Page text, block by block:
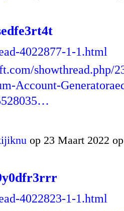
4022877-1-1.html
showthread.php/
Account-
op 23 Maart 2022
4022823-1-1.html